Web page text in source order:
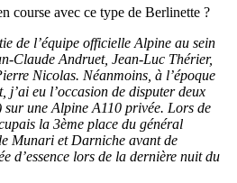
course avec ce type de Berlinette ?
de l’équipe officielle Alpine au sein
Claude Andruet, Jean-Luc Thérier,
Nicolas. Néanmoins, à l’époque
eu l’occasion de disputer deux
une Alpine A110 privée. Lors de
la 3ème place du général
Munari et Darniche avant de
d’essence lors de la dernière nuit du